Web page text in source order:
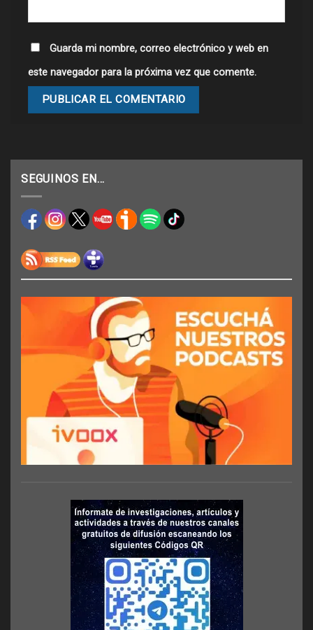
Guarda mi nombre, correo electrónico y web en
este navegador para la próxima vez que comente.
SEGUINOS EN…